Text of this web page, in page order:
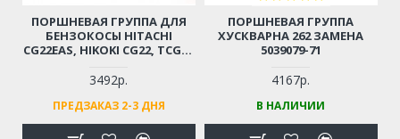
ПОРШНЕВАЯ ГРУППА ДЛЯ
БЕНЗОКОСЫ HITACHI
CG22EAS, HIKOKI CG22, TCG22
3492р.
ПРЕДЗАКАЗ 2-3 ДНЯ
ПОРШНЕВАЯ ГРУППА
ХУСКВАРНА 262 ЗАМЕНА
5039079-71
4167р.
В НАЛИЧИИ